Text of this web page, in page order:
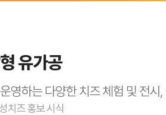
유가공
영하는 다양한 치즈 체험 및 전시
치즈 홍보 시식